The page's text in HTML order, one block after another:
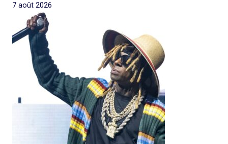
7 août 2026